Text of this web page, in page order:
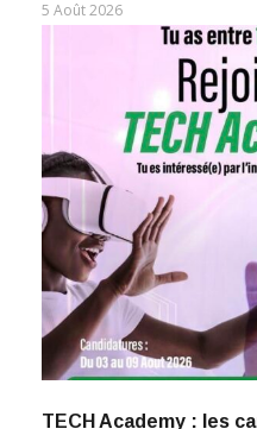
5 Août 2026
TECH Academy : les